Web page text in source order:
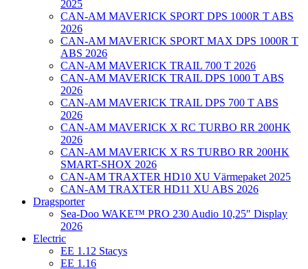
2025
CAN-AM MAVERICK SPORT DPS 1000R T ABS
2026
CAN-AM MAVERICK SPORT MAX DPS 1000R T
ABS 2026
CAN-AM MAVERICK TRAIL 700 T 2026
CAN-AM MAVERICK TRAIL DPS 1000 T ABS
2026
CAN-AM MAVERICK TRAIL DPS 700 T ABS
2026
CAN-AM MAVERICK X RC TURBO RR 200HK
2026
CAN-AM MAVERICK X RS TURBO RR 200HK
SMART-SHOX 2026
CAN-AM TRAXTER HD10 XU Värmepaket 2025
CAN-AM TRAXTER HD11 XU ABS 2026
Dragsporter
Sea-Doo WAKE™ PRO 230 Audio 10,25″ Display
2026
Electric
EE 1.12 Stacys
EE 1.16